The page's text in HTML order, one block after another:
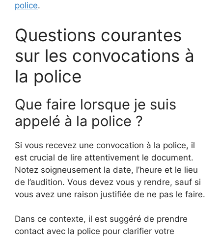
police.
Questions courantes
sur les convocations à
la police
Que faire lorsque je suis
appelé à la police ?
Si vous recevez une convocation à la police, il
est crucial de lire attentivement le document.
Notez soigneusement la date, l’heure et le lieu
de l’audition. Vous devez vous y rendre, sauf si
vous avez une raison justifiée de ne pas le faire.
Dans ce contexte, il est suggéré de prendre
contact avec la police pour clarifier votre